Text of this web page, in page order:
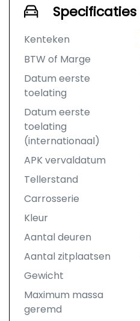
Specificaties
Kenteken
BTW of Marge
Datum eerste
toelating
Datum eerste
toelating
(internationaal)
APK vervaldatum
Tellerstand
Carrosserie
Kleur
Aantal deuren
Aantal zitplaatsen
Gewicht
Maximum massa
geremd